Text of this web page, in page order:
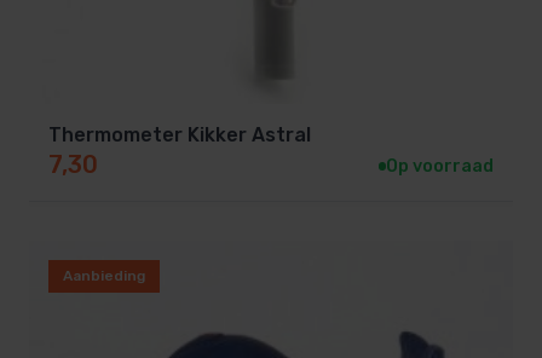
Thermometer Kikker Astral
7,30 Op voorraad
Aanbieding